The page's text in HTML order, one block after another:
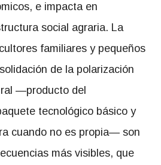
e impacta en
social agraria. La
familiares y pequeños
de la polarización
—producto del
tecnológico básico y
cuando no es propia— son
más visibles, que